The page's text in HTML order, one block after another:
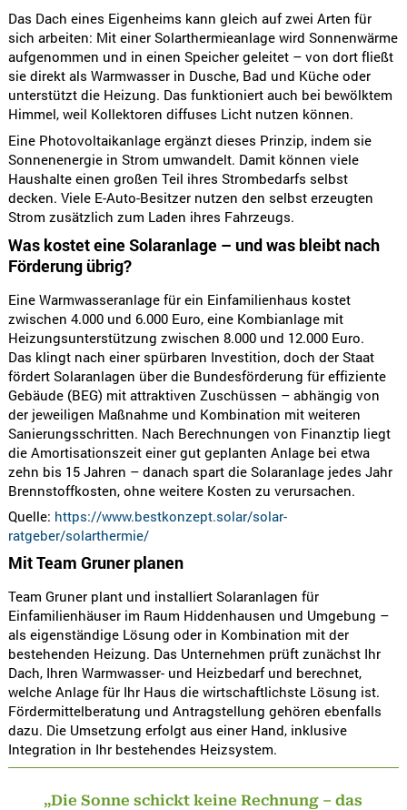
Das Dach eines Eigenheims kann gleich auf zwei Arten für
sich arbeiten: Mit einer Solarthermieanlage wird Sonnenwärme
aufgenommen und in einen Speicher geleitet – von dort fließt
sie direkt als Warmwasser in Dusche, Bad und Küche oder
unterstützt die Heizung. Das funktioniert auch bei bewölktem
Himmel, weil Kollektoren diffuses Licht nutzen können.
Eine Photovoltaikanlage ergänzt dieses Prinzip, indem sie
Sonnenenergie in Strom umwandelt. Damit können viele
Haushalte einen großen Teil ihres Strombedarfs selbst
decken. Viele E-Auto-Besitzer nutzen den selbst erzeugten
Strom zusätzlich zum Laden ihres Fahrzeugs.
Was kostet eine Solaranlage – und was bleibt nach
Förderung übrig?
Eine Warmwasseranlage für ein Einfamilienhaus kostet
zwischen 4.000 und 6.000 Euro, eine Kombianlage mit
Heizungsunterstützung zwischen 8.000 und 12.000 Euro.
Das klingt nach einer spürbaren Investition, doch der Staat
fördert Solaranlagen über die Bundesförderung für effiziente
Gebäude (BEG) mit attraktiven Zuschüssen – abhängig von
der jeweiligen Maßnahme und Kombination mit weiteren
Sanierungsschritten. Nach Berechnungen von Finanztip liegt
die Amortisationszeit einer gut geplanten Anlage bei etwa
zehn bis 15 Jahren – danach spart die Solaranlage jedes Jahr
Brennstoffkosten, ohne weitere Kosten zu verursachen.
Quelle: https://www.bestkonzept.solar/solar-
ratgeber/solarthermie/
Mit Team Gruner planen
Team Gruner plant und installiert Solaranlagen für
Einfamilienhäuser im Raum Hiddenhausen und Umgebung –
als eigenständige Lösung oder in Kombination mit der
bestehenden Heizung. Das Unternehmen prüft zunächst Ihr
Dach, Ihren Warmwasser- und Heizbedarf und berechnet,
welche Anlage für Ihr Haus die wirtschaftlichste Lösung ist.
Fördermittelberatung und Antragstellung gehören ebenfalls
dazu. Die Umsetzung erfolgt aus einer Hand, inklusive
Integration in Ihr bestehendes Heizsystem.
„Die Sonne schickt keine Rechnung – das